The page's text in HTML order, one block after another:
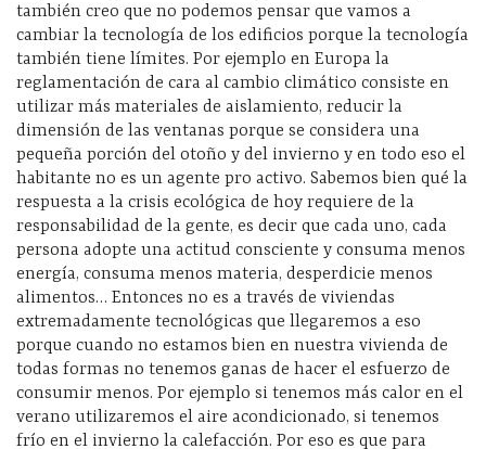
también creo que no podemos pensar que vamos a
cambiar la tecnología de los edificios porque la tecnología
también tiene límites. Por ejemplo en Europa la
reglamentación de cara al cambio climático consiste en
utilizar más materiales de aislamiento, reducir la
dimensión de las ventanas porque se considera una
pequeña porción del otoño y del invierno y en todo eso el
habitante no es un agente pro activo. Sabemos bien qué la
respuesta a la crisis ecológica de hoy requiere de la
responsabilidad de la gente, es decir que cada uno, cada
persona adopte una actitud consciente y consuma menos
energía, consuma menos materia, desperdicie menos
alimentos… Entonces no es a través de viviendas
extremadamente tecnológicas que llegaremos a eso
porque cuando no estamos bien en nuestra vivienda de
todas formas no tenemos ganas de hacer el esfuerzo de
consumir menos. Por ejemplo si tenemos más calor en el
verano utilizaremos el aire acondicionado, si tenemos
frío en el invierno la calefacción. Por eso es que para